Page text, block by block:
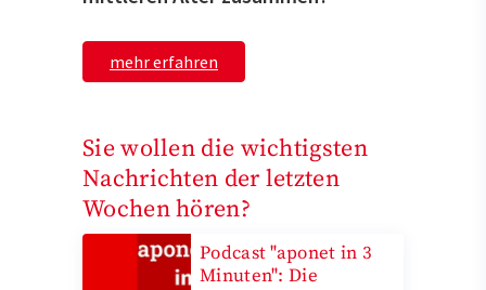
mehr erfahren
Sie wollen die wichtigsten
Nachrichten der letzten
Wochen hören?
Podcast "aponet in 3
Minuten": Die